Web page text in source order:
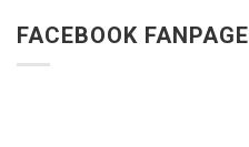
FACEBOOK FANPAGE